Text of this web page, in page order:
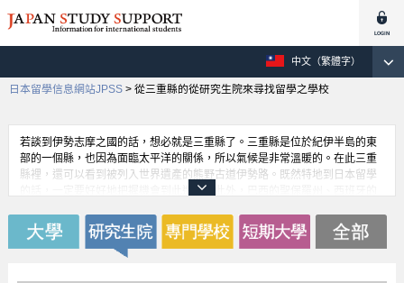
中文（繁體字）
日本留學信息網站JPSS > 從三重縣的從研究生院來尋找留學之學校
若談到伊勢志摩之國的話，想必就是三重縣了。三重縣是位於紀伊半島的東
部的一個縣，也因為面臨太平洋的關係，所以氣候是非常溫暖的。在此三重
縣裡，還可以看到被列入世界遺產的熊野古道伊勢路。既然特地到日本留學
的話，一定要好好地把握機會到此造訪。此外，巴西的聖保羅州、西班牙的
有十年以上的歷史，所以在三重縣裡的國際性交流經驗也是很豐富的。